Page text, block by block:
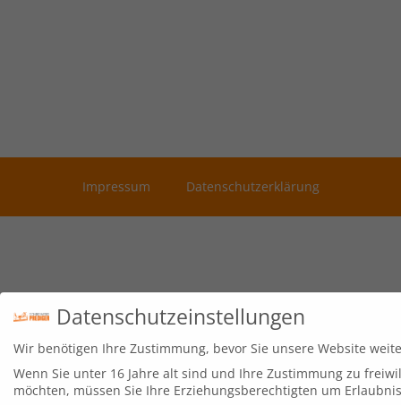
Impressum Datenschutzerklärung
Datenschutzeinstellungen
Wir benötigen Ihre Zustimmung, bevor Sie unsere Website
Wenn Sie unter 16 Jahre alt sind und Ihre Zustimmung zu
möchten, müssen Sie Ihre Erziehungsberechtigten um